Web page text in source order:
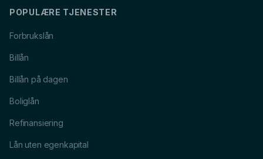
POPULÆRE TJENESTER
Forbrukslån
Billån
Billån på dagen
Boliglån
Refinansiering
Lån uten egenkapital